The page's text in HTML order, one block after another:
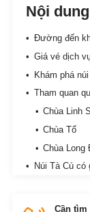
Nội
Đường đến
Giá vé dịch
Khám phá
Tham quan
Chùa Linh
Chùa Tổ
Chùa Long
Núi Tà Cú có
Thiên nga
Cần tìm